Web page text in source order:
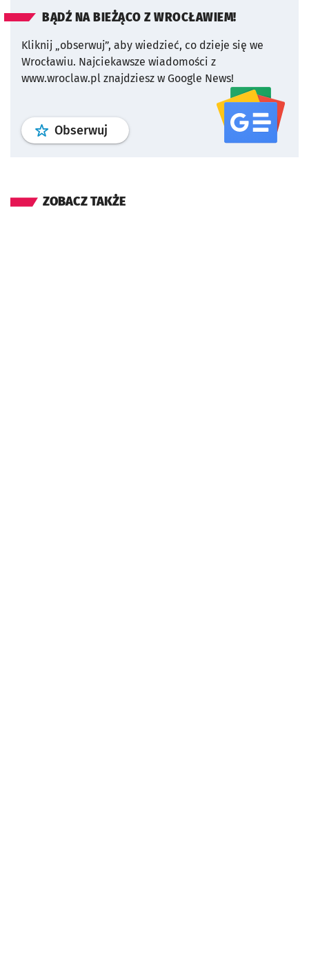
BĄDŹ NA BIEŻĄCO Z WROCŁAWIEM!
Kliknij „obserwuj”, aby wiedzieć, co dzieje się we
Wrocławiu. Najciekawsze wiadomości z
www.wroclaw.pl znajdziesz w Google News!
Obserwuj profil serwisu
ZOBACZ TAKŻE